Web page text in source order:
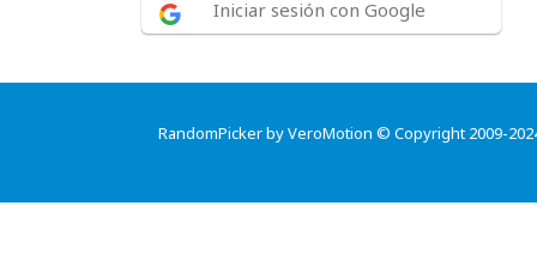
Iniciar sesión con Google
RandomPicker by VeroMotion © Copyright 2009-